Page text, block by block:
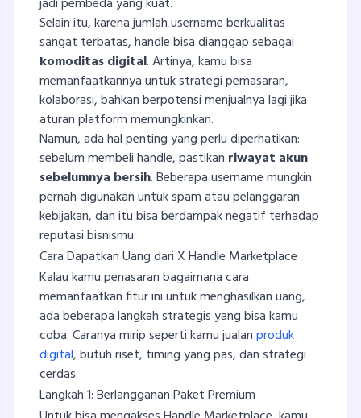
Selain itu, karena jumlah username berkualitas
sangat terbatas, handle bisa dianggap sebagai
komoditas digital. Artinya, kamu bisa
memanfaatkannya untuk strategi pemasaran,
kolaborasi, bahkan berpotensi menjualnya lagi jika
aturan platform memungkinkan.
Namun, ada hal penting yang perlu diperhatikan:
sebelum membeli handle, pastikan riwayat akun
sebelumnya bersih. Beberapa username mungkin
pernah digunakan untuk spam atau pelanggaran
kebijakan, dan itu bisa berdampak negatif terhadap
reputasi bisnismu.
Cara Dapatkan Uang dari X Handle Marketplace
Kalau kamu penasaran bagaimana cara
memanfaatkan fitur ini untuk menghasilkan uang,
ada beberapa langkah strategis yang bisa kamu
coba. Caranya mirip seperti kamu jualanproduk
digital, butuh riset, timing yang pas, dan strategi
cerdas.
Langkah 1: Berlangganan Paket Premium